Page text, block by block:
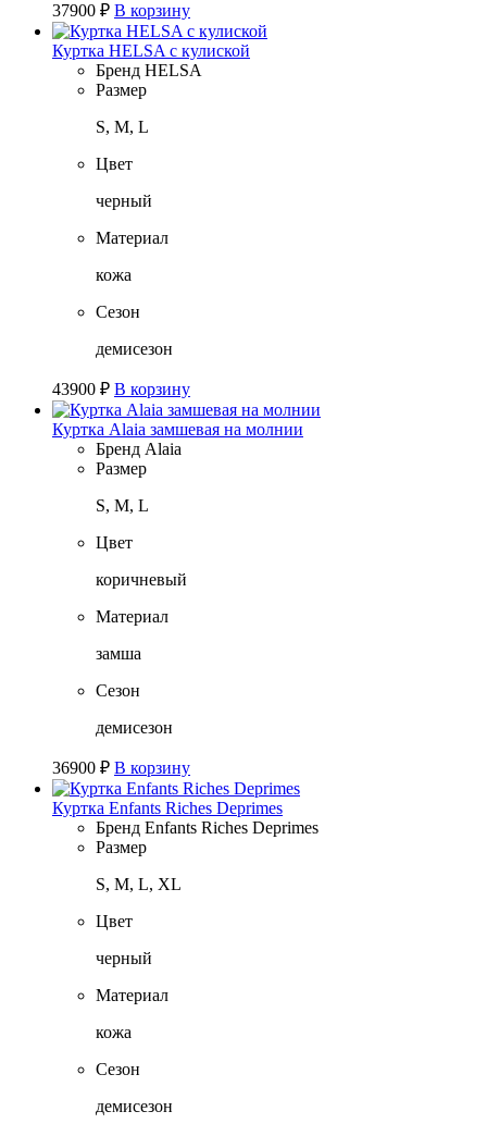
37900 ₽ В корзину
Куртка HELSA с кулиской
Бренд HELSA
Размер
S, M, L
Цвет
черный
Материал
кожа
Сезон
демисезон
43900 ₽ В корзину
Куртка Alaia замшевая на молнии
Бренд Alaia
Размер
S, M, L
Цвет
коричневый
Материал
замша
Сезон
демисезон
36900 ₽ В корзину
Куртка Enfants Riches Deprimes
Бренд Enfants Riches Deprimes
Размер
S, M, L, XL
Цвет
черный
Материал
кожа
Сезон
демисезон